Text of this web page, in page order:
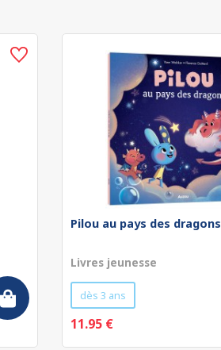
Pilou au pays des dragons
Livres jeunesse
dès 3 ans
11.95 €